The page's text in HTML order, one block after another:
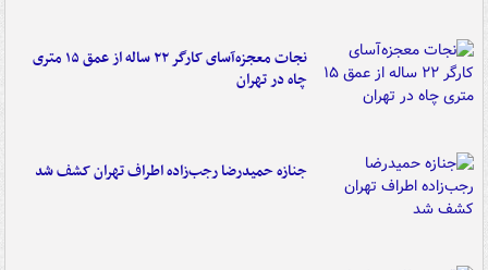
نجات معجزه‌آسای کارگر ۲۲ ساله از عمق ۱۵ متری
چاه در تهران
جنازه حمیدرضا رجب‌زاده اطراف تهران کشف شد